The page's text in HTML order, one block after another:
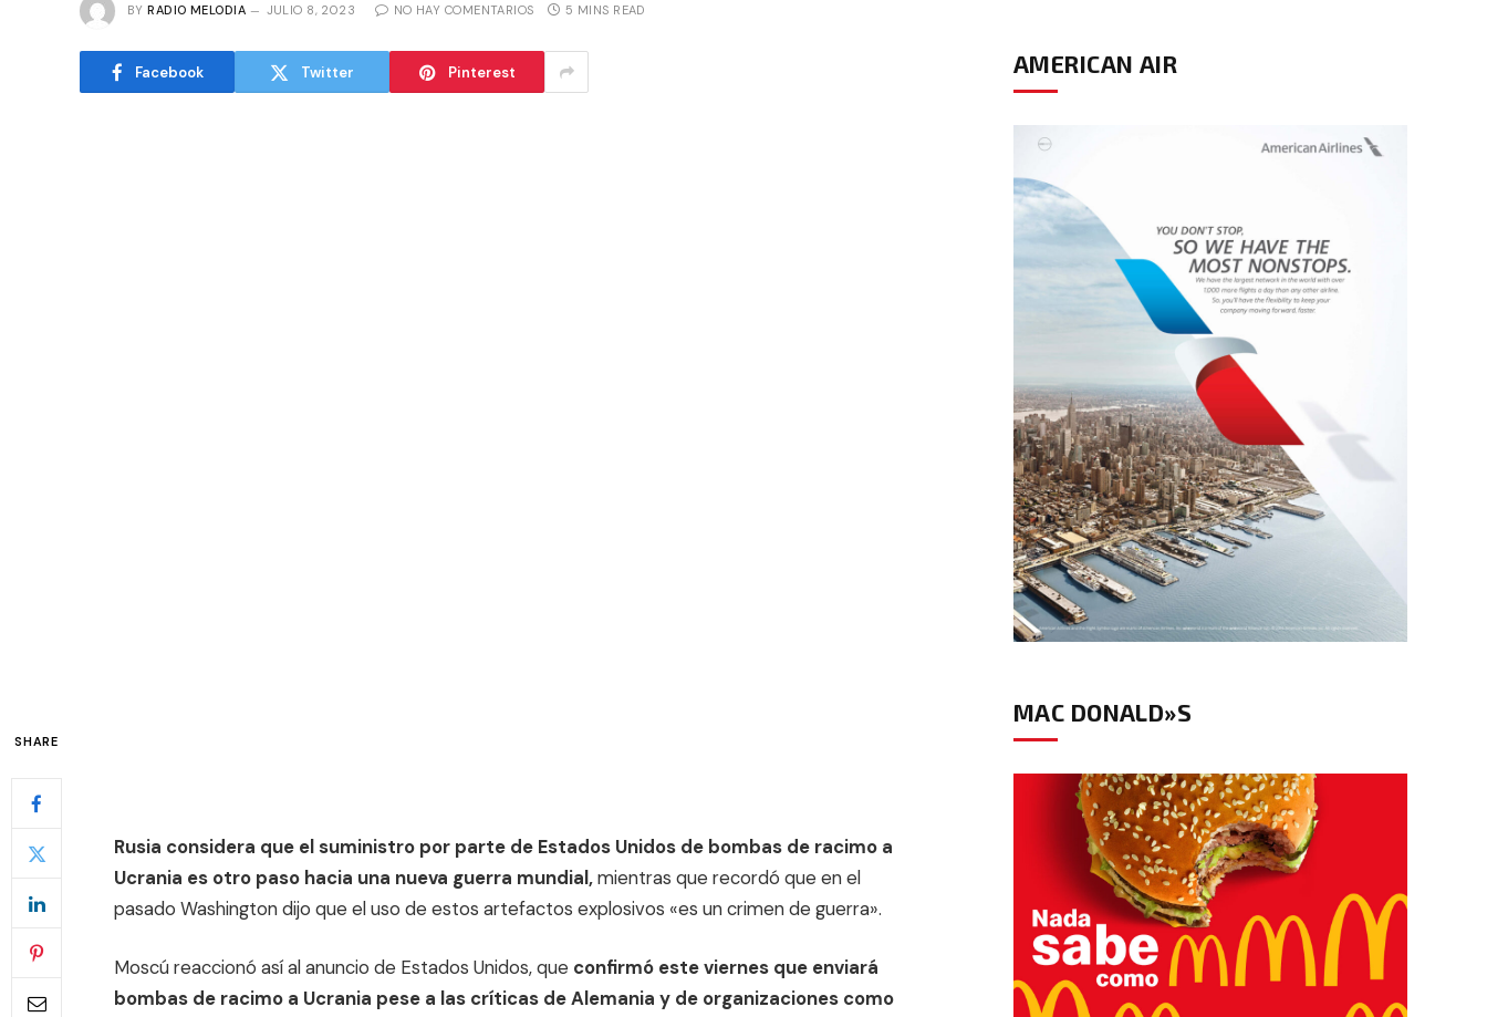
BY RADIO MELODIA JULIO 8, 2023 NO HAY COMENTARIOS 5 MINS READ
Facebook Twitter Pinterest
SHARE
Rusia considera que el suministro por parte de Estados Unidos de bombas de racimo a
Ucrania es otro paso hacia una nueva guerra mundial,mientras que recordó que en el
pasado Washington dijo que el uso de estos artefactos explosivos «es un crimen de guerra».
Moscú reaccionó así al anuncio de Estados Unidos, que confirmó este viernes que enviará
bombas de racimo a Ucrania pese a las críticas de Alemania y de organizaciones como
AMERICAN AIR
MAC DONALD»S